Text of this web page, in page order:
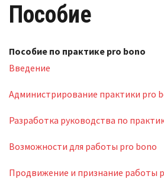
Пособие
Пособие по практике pro bono
Введение
Администрирование практики pro
Разработка руководства по
Возможности для работы pro bono
Продвижение и признание работы